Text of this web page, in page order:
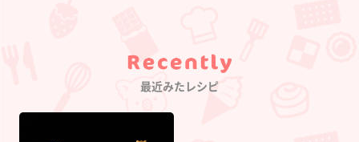
Category
最近みたレシピ